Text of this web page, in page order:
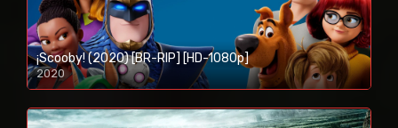
¡Scooby! (2020) [BR-RIP] [HD-1080p]
2020
1080p/720p